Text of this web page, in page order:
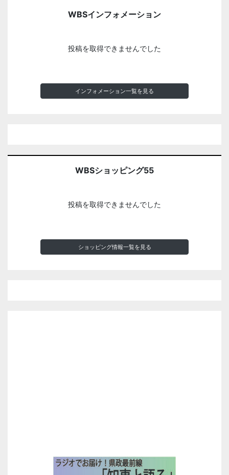
WBSインフォメーション
投稿を取得できませんでした
インフォメーション一覧を見る
WBSショッピング55
投稿を取得できませんでした
ショッピング情報一覧を見る